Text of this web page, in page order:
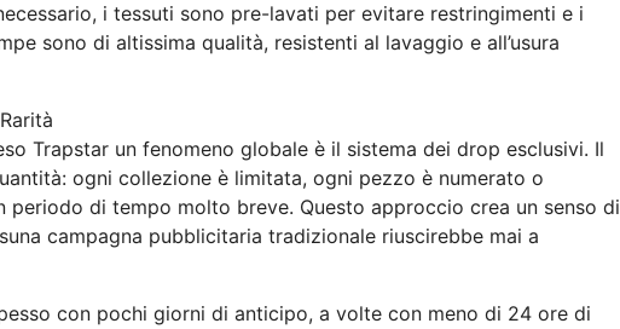
i tessuti sono pre-lavati per evitare restringimenti e i
sono di altissima qualità, resistenti al lavaggio e all’usura
Trapstar un fenomeno globale è il sistema dei drop esclusivi. Il
ogni collezione è limitata, ogni pezzo è numerato o
periodo di tempo molto breve. Questo approccio crea un senso di
campagna pubblicitaria tradizionale riuscirebbe mai a
con pochi giorni di anticipo, a volte con meno di 24 ore di